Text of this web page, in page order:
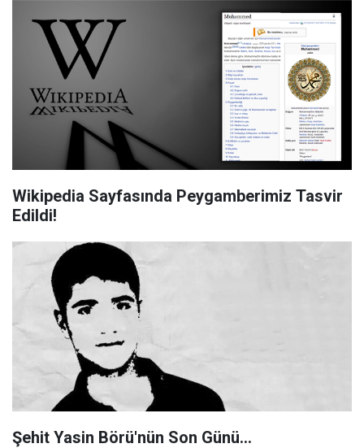
Wikipedia Sayfasında Peygamberimiz Tasvir
Edildi!
Şehit Yasin Börü'nün Son Günü...